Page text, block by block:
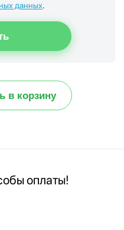
данных.
в корзину
оплаты!